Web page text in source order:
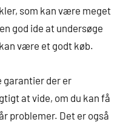
som kan være meget
god ide at undersøge
være et godt køb.
garantier der er
at vide, om du kan få
problemer. Det er også